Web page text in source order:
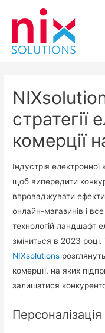
стратегії
комерції
Індустрія електронної
щоб випередити
впроваджувати
онлайн-магазинів і
технологій ландшафт
зміниться в 2023 році.
NIXsolutions
комерції, на яких
залишатися
Персоналізація